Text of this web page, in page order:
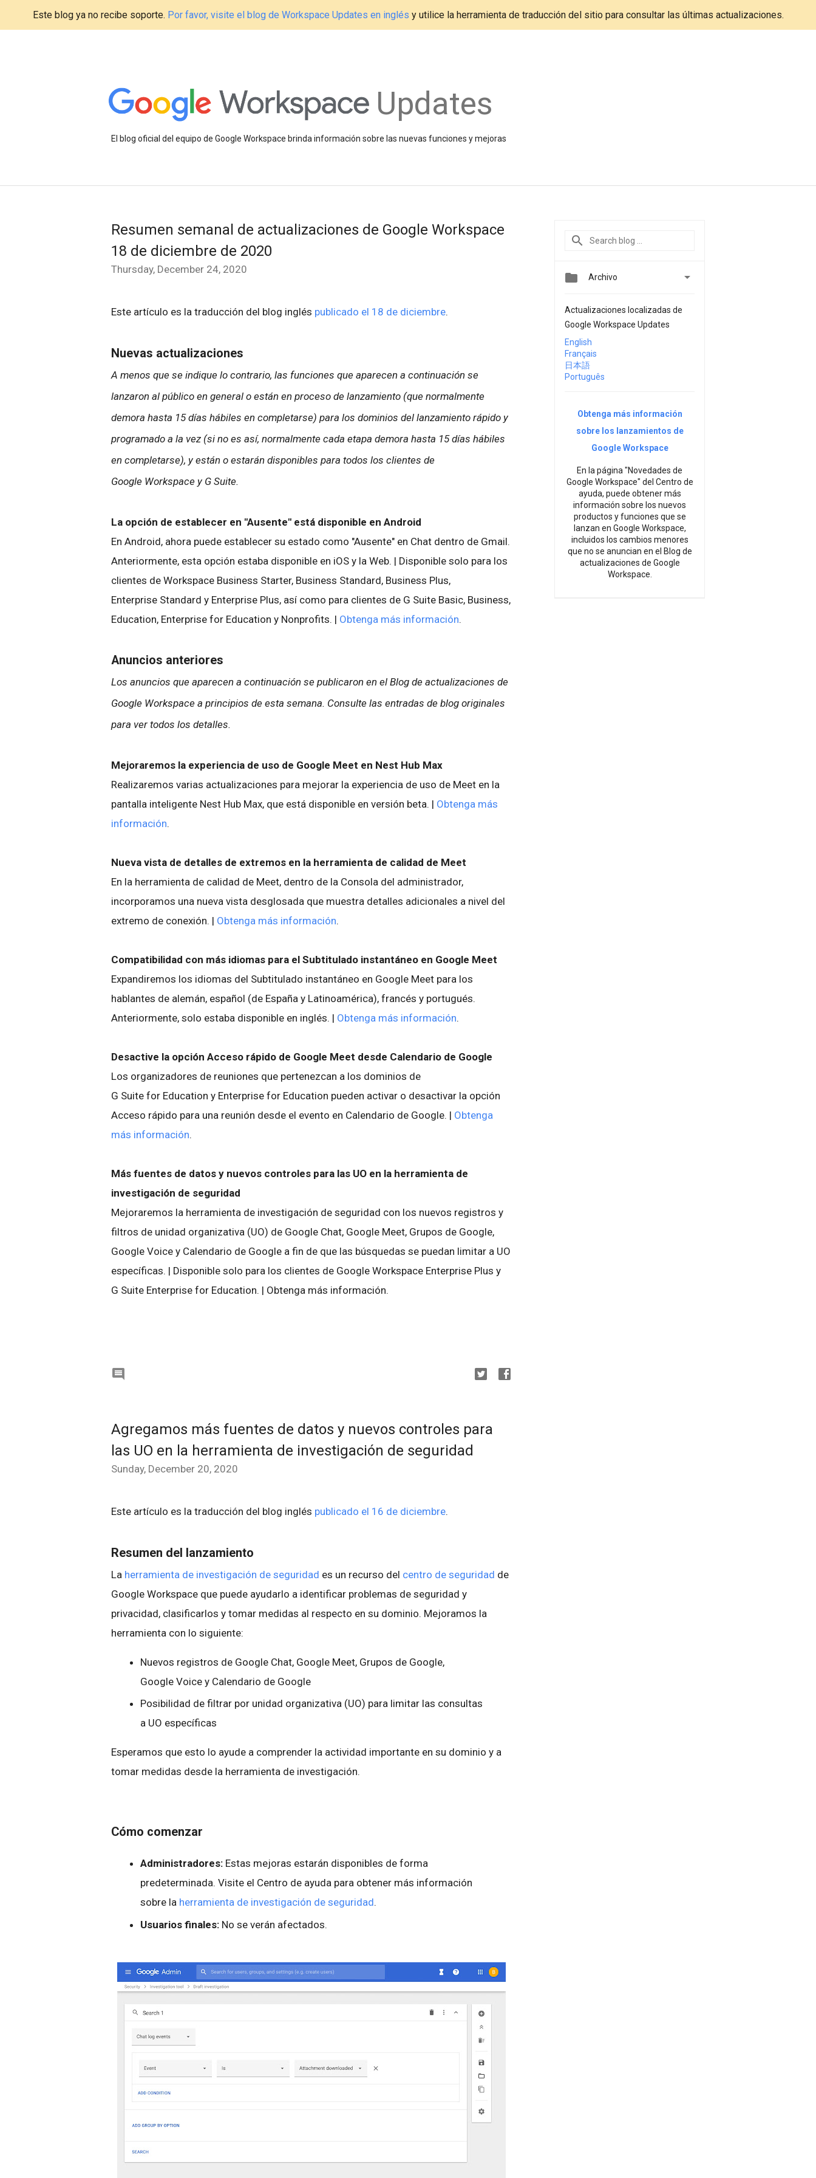
Este blog ya no recibe soporte. Por favor, visite el blog de Workspace Updates en inglés y utilice la herramienta de traducción del sitio para consultar las últimas actualizaciones.
Updates
El blog oficial del equipo de Google Workspace brinda información sobre las nuevas funciones y mejoras
Resumen semanal de actualizaciones de Google Workspace
18 de diciembre de 2020
Thursday, December 24, 2020
Este artículo es la traducción del blog inglés publicado el 18 de diciembre.
Nuevas actualizaciones
A menos que se indique lo contrario, las funciones que aparecen a continuación se
lanzaron al público en general o están en proceso de lanzamiento (que normalmente
demora hasta 15 días hábiles en completarse) para los dominios del lanzamiento rápido y
programado a la vez (si no es así, normalmente cada etapa demora hasta 15 días hábiles
en completarse), y están o estarán disponibles para todos los clientes de
Google Workspace y G Suite.
La opción de establecer en "Ausente" está disponible en Android
En Android, ahora puede establecer su estado como "Ausente" en Chat dentro de Gmail.
Anteriormente, esta opción estaba disponible en iOS y la Web. | Disponible solo para los
clientes de Workspace Business Starter, Business Standard, Business Plus,
Enterprise Standard y Enterprise Plus, así como para clientes de G Suite Basic, Business,
Education, Enterprise for Education y Nonprofits. | Obtenga más información.
Anuncios anteriores
Los anuncios que aparecen a continuación se publicaron en el Blog de actualizaciones de
Google Workspace a principios de esta semana. Consulte las entradas de blog originales
para ver todos los detalles.
Mejoraremos la experiencia de uso de Google Meet en Nest Hub Max
Realizaremos varias actualizaciones para mejorar la experiencia de uso de Meet en la
pantalla inteligente Nest Hub Max, que está disponible en versión beta. | Obtenga más
información.
Nueva vista de detalles de extremos en la herramienta de calidad de Meet
En la herramienta de calidad de Meet, dentro de la Consola del administrador,
incorporamos una nueva vista desglosada que muestra detalles adicionales a nivel del
extremo de conexión. | Obtenga más información.
Compatibilidad con más idiomas para el Subtitulado instantáneo en Google Meet
Expandiremos los idiomas del Subtitulado instantáneo en Google Meet para los
hablantes de alemán, español (de España y Latinoamérica), francés y portugués.
Anteriormente, solo estaba disponible en inglés. | Obtenga más información.
Desactive la opción Acceso rápido de Google Meet desde Calendario de Google
Los organizadores de reuniones que pertenezcan a los dominios de
G Suite for Education y Enterprise for Education pueden activar o desactivar la opción
Acceso rápido para una reunión desde el evento en Calendario de Google. | Obtenga
más información.
Más fuentes de datos y nuevos controles para las UO en la herramienta de
investigación de seguridad
Mejoraremos la herramienta de investigación de seguridad con los nuevos registros y
filtros de unidad organizativa (UO) de Google Chat, Google Meet, Grupos de Google,
Google Voice y Calendario de Google a fin de que las búsquedas se puedan limitar a UO
específicas. | Disponible solo para los clientes de Google Workspace Enterprise Plus y
G Suite Enterprise for Education. | Obtenga más información.

Agregamos más fuentes de datos y nuevos controles para
las UO en la herramienta de investigación de seguridad
Sunday, December 20, 2020
Este artículo es la traducción del blog inglés publicado el 16 de diciembre.
Resumen del lanzamiento
La herramienta de investigación de seguridad es un recurso del centro de seguridad de
Google Workspace que puede ayudarlo a identificar problemas de seguridad y
privacidad, clasificarlos y tomar medidas al respecto en su dominio. Mejoramos la
herramienta con lo siguiente:
Nuevos registros de Google Chat, Google Meet, Grupos de Google,
Google Voice y Calendario de Google
Posibilidad de filtrar por unidad organizativa (UO) para limitar las consultas
a UO específicas
Esperamos que esto lo ayude a comprender la actividad importante en su dominio y a
tomar medidas desde la herramienta de investigación.
Cómo comenzar
Administradores: Estas mejoras estarán disponibles de forma
predeterminada. Visite el Centro de ayuda para obtener más información
sobre la herramienta de investigación de seguridad.
Usuarios finales: No se verán afectados.
 Archivo 
Actualizaciones localizadas de
Google Workspace Updates
English
Français
日本語
Português
Obtenga más información
sobre los lanzamientos de
Google Workspace
En la página "Novedades de
Google Workspace" del Centro de
ayuda, puede obtener más
información sobre los nuevos
productos y funciones que se
lanzan en Google Workspace,
incluidos los cambios menores
que no se anuncian en el Blog de
actualizaciones de Google
Workspace.